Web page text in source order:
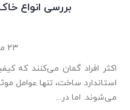
بررسی انواع
۲۳ مرداد ۱۴۰۱
اکثر افراد گمان می‌کنند که
استاندارد ساخت، تنها عوامل
می‌شوند. اما در...